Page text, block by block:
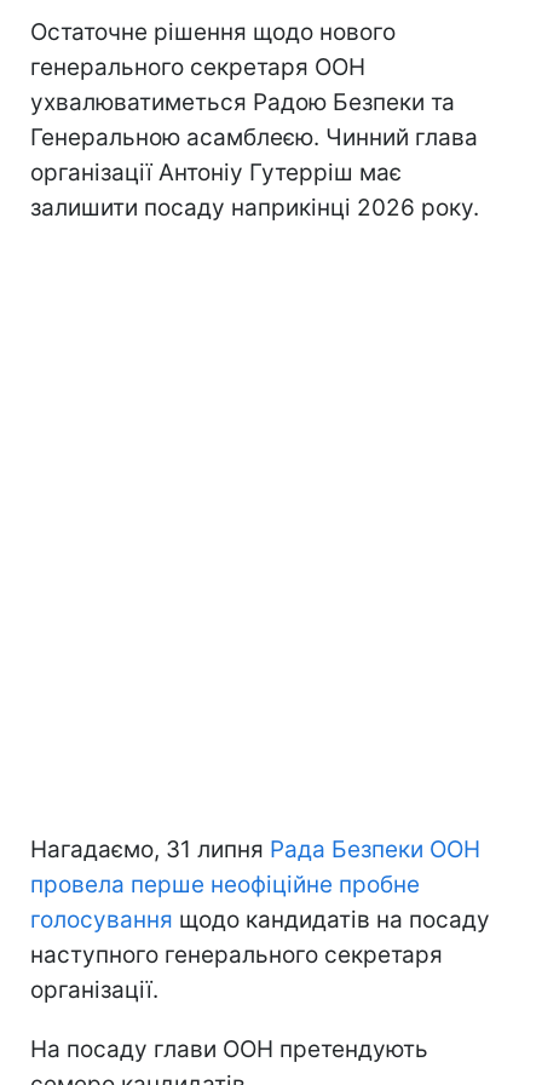
Остаточне рішення щодо нового
генерального секретаря ООН
ухвалюватиметься Радою Безпеки та
Генеральною асамблеєю. Чинний глава
організації Антоніу Гутерріш має
залишити посаду наприкінці 2026 року.
Нагадаємо, 31 липня Рада Безпеки ООН
провела перше неофіційне пробне
голосування щодо кандидатів на посаду
наступного генерального секретаря
організації.
На посаду глави ООН претендують